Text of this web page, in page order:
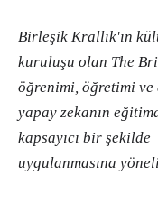
Birleşik Krallık'ın
kuruluşu olan The
öğrenimi, öğretimi ve
yapay zekanın
kapsayıcı bir şekilde
uygulanmasına